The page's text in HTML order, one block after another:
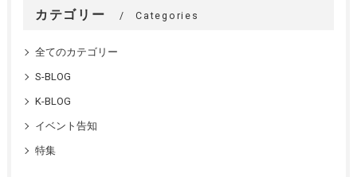
カテゴリー Categories
全てのカテゴリー
S-BLOG
K-BLOG
イベント告知
特集